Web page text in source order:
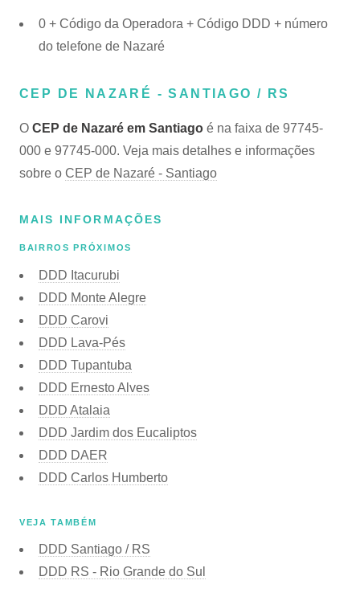
0 + Código da Operadora + Código DDD + número
do telefone de Nazaré
CEP DE NAZARÉ - SANTIAGO / RS
O CEP de Nazaré em Santiago é na faixa de 97745-
000 e 97745-000. Veja mais detalhes e informações
sobre o CEP de Nazaré - Santiago
MAIS INFORMAÇÕES
BAIRROS PRÓXIMOS
DDD Itacurubi
DDD Monte Alegre
DDD Carovi
DDD Lava-Pés
DDD Tupantuba
DDD Ernesto Alves
DDD Atalaia
DDD Jardim dos Eucaliptos
DDD DAER
DDD Carlos Humberto
VEJA TAMBÉM
DDD Santiago / RS
DDD RS - Rio Grande do Sul